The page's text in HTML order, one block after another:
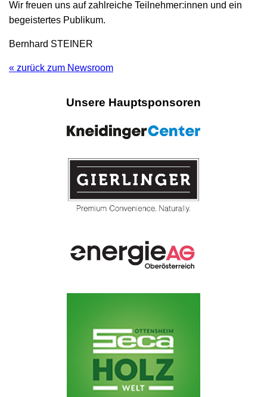
Wir freuen uns auf zahlreiche Teilnehmer:innen und ein
begeistertes Publikum.
Bernhard STEINER
« zurück zum Newsroom
Unsere Hauptsponsoren